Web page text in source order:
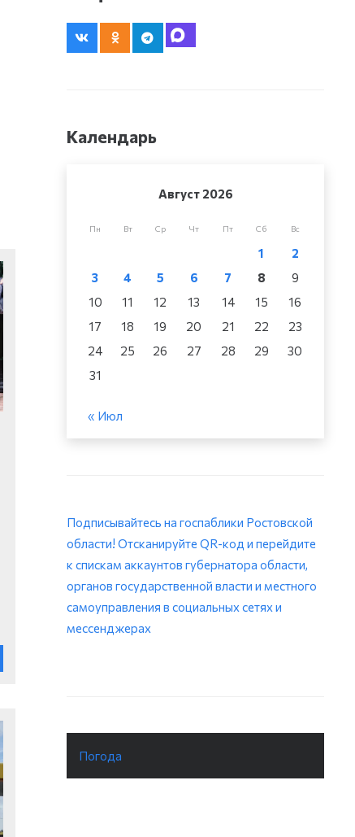
Календарь
Август 2026
Пн Вт Ср Чт Пт Сб Вс
1
2
3
4 5 6 7 8
9
10
11 12 13 14 15
16
17
18 19 20 21 22
23
24
25 26 27 28 29
30
31
« Июл
Подписывайтесь на госпаблики Ростовской
области! Отсканируйте QR-код и перейдите
к спискам аккаунтов губернатора области,
органов государственной власти и местного
самоуправления в социальных сетях и
мессенджерах
Погода